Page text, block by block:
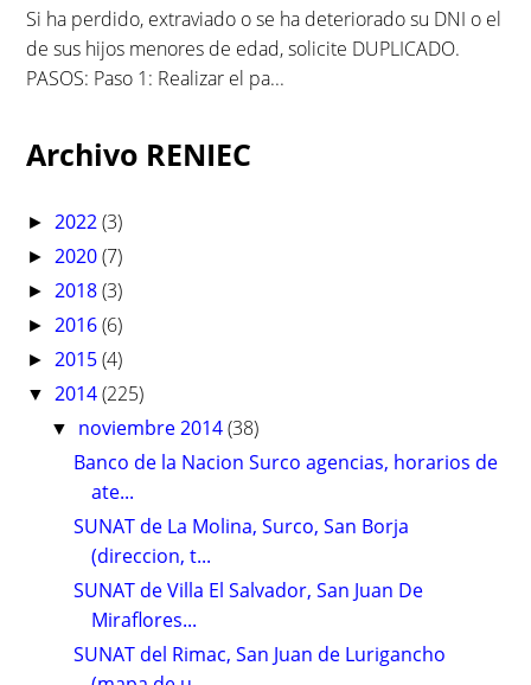
Si ha perdido, extraviado o se ha deteriorado su DNI o el
de sus hijos menores de edad, solicite DUPLICADO.
PASOS: Paso 1: Realizar el pa...
Archivo RENIEC
► 2022(3)
► 2020(7)
► 2018(3)
► 2016(6)
► 2015(4)
▼ 2014(225)
▼ noviembre 2014(38)
Banco de la Nacion Surco agencias, horarios de
ate...
SUNAT de La Molina, Surco, San Borja
(direccion, t...
SUNAT de Villa El Salvador, San Juan De
Miraflores...
SUNAT del Rimac, San Juan de Lurigancho